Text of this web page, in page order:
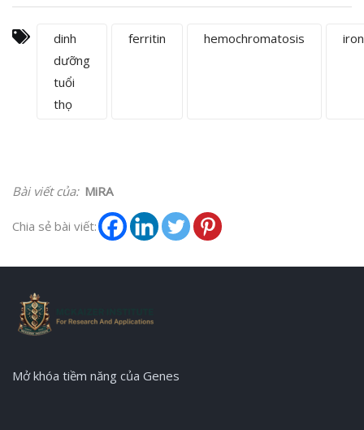
dinh
dưỡng
tuổi
thọ
ferritin hemochromatosis iron
Bài viết của: MiRA
Chia sẻ bài viết:
Mở khóa tiềm năng của Genes